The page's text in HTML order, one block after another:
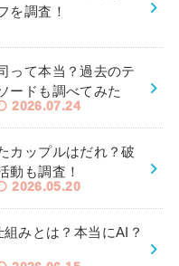
を調査！
って本当？過去のテ
ードも調べてみた
2026.07.24
カップルはだれ？破
動も調査！
2026.05.20
みとは？本当にAI？